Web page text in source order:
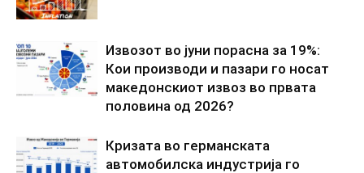
Извозот во јуни порасна за 19%:
Кои производи и пазари го носат
македонскиот извоз во првата
половина од 2026?
Кризата во германската
автомобилска индустрија го